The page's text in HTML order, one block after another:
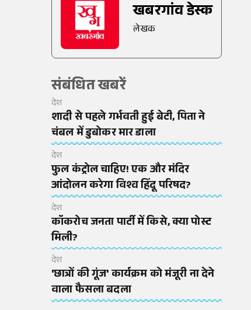
खबरगांव डेस्क
लेखक
संबंधित खबरें
देश
शादी से पहले गर्भवती हुई बेटी, पिता ने
चंबल में डुबोकर मार डाला
देश
फुल कंट्रोल चाहिए! एक और मंदिर
आंदोलन करेगा विश्व हिंदू परिषद?
देश
कॉकरोच जनता पार्टी में किसे, क्या पोस्ट
मिली?
देश
'छात्रों की गूंज' कार्यक्रम को मंजूरी ना देने
वाला फैसला बदला